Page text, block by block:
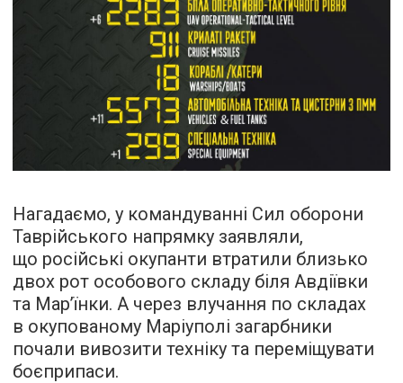
Нагадаємо, у командуванні Сил оборони
Таврійського напрямку заявляли,
що російські окупанти втратили близько
двох рот особового складу біля Авдіївки
та Мар’їнки. А через влучання по складах
в окупованому Маріуполі загарбники
почали вивозити техніку та переміщувати
боєприпаси.